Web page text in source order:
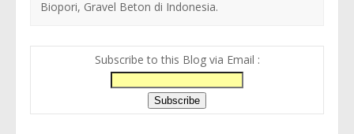
Biopori, Gravel Beton di Indonesia.
Subscribe to this Blog via Email :